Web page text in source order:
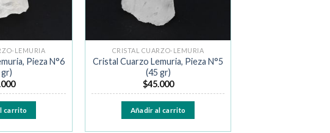
LEMURIA
Pieza N°6
carrito
CRISTAL CUARZO-LEMURIA
Cristal Cuarzo Lemuria, Pieza N°5
(45 gr)
$45.000
Añadir al carrito